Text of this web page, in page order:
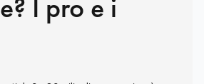
I pro e i